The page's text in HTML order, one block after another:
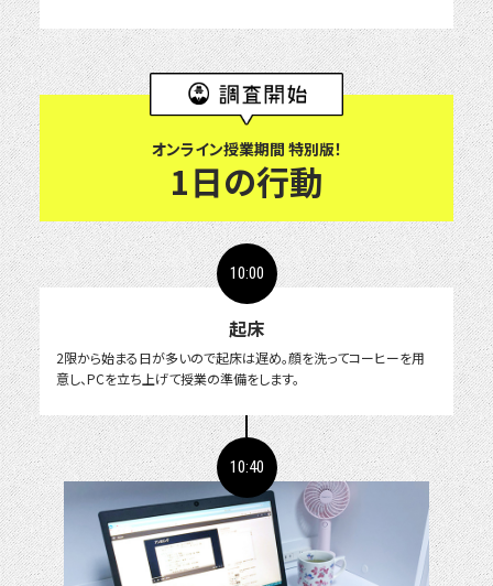
オンライン授業期間 特別版！
1日の行動
10:00
起床
2限から始まる日が多いので起床は遅め。顔を洗ってコーヒーを用
意し、PCを立ち上げて授業の準備をします。
10:40